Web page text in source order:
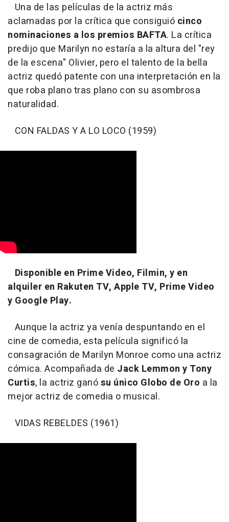
Una de las películas de la actriz más
aclamadas por la crítica que consiguió cinco
nominaciones a los premios BAFTA. La crítica
predijo que Marilyn no estaría a la altura del "rey
de la escena" Olivier, pero el talento de la bella
actriz quedó patente con una interpretación en la
que roba plano tras plano con su asombrosa
naturalidad.
CON FALDAS Y A LO LOCO (1959)
Disponible en Prime Video, Filmin, y en
alquiler en Rakuten TV, Apple TV, Prime Video
y Google Play.
Aunque la actriz ya venía despuntando en el
cine de comedia, esta película significó la
consagración de Marilyn Monroe como una actriz
cómica. Acompañada de Jack Lemmon y Tony
Curtis, la actriz ganósu único Globo de Oro a la
mejor actriz de comedia o musical.
VIDAS REBELDES (1961)